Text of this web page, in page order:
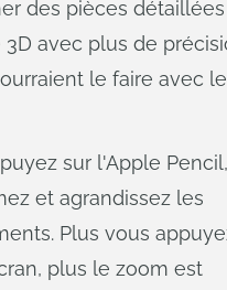
des pièces
avec plus de
le faire avec
sur l'Apple Pencil,
et agrandissez les
Plus vous
plus le zoom est